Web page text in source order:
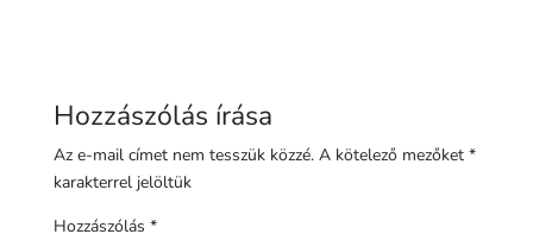
Hozzászólás írása
Az e-mail címet nem tesszük közzé. A kötelező mezőket *
karakterrel jelöltük
Hozzászólás *